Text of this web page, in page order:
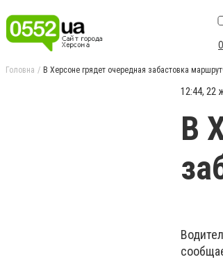
Головна В Херсоне грядет очередная забастовка
12:44, 22
В